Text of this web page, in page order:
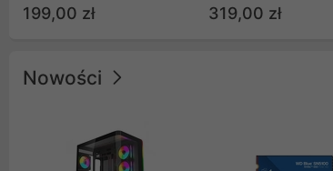
199,00 zł
(2szt)
319,00 zł
Nowości